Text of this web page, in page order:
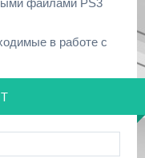
файлами PS3
в работе с